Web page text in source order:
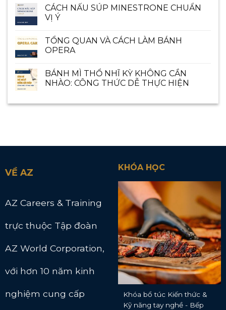
CÁCH NẤU SÚP MINESTRONE CHUẨN
VỊ Ý
TỔNG QUAN VÀ CÁCH LÀM BÁNH
OPERA
BÁNH MÌ THỔ NHĨ KỲ KHÔNG CẦN
NHÀO: CÔNG THỨC DỄ THỰC HIỆN
VỀ AZ
AZ Careers & Training
trực thuộc Tập đoàn
AZ World Corporation,
với hơn 10 năm kinh
nghiệm cung cấp
KHÓA HỌC
Khóa bổ túc Kiến thức &
Kỹ năng tay nghề - Bếp